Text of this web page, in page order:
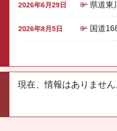
2026年6月29日 県道東
2026年8月5日 国道
現在、情報はありません